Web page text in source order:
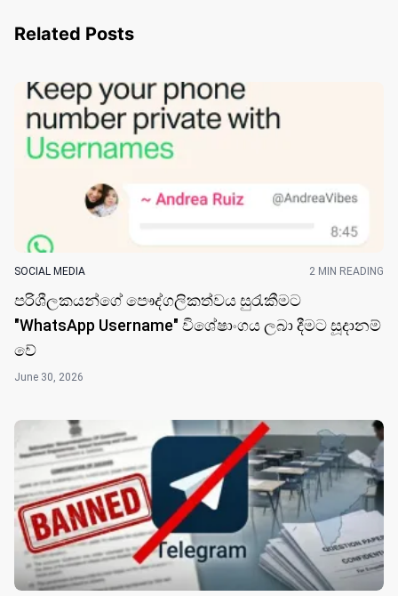
Related Posts
SOCIAL MEDIA 2 MIN READING
පරිශීලකයන්ගේ පෞද්ගලිකත්වය සුරැකීමට
"WhatsApp Username" විශේෂාංගය ලබා දීමට සූදානම්
වේ
June 30, 2026